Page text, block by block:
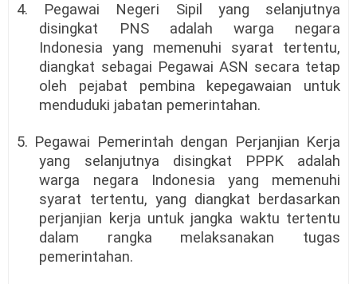
4. Pegawai Negeri Sipil yang selanjutnya
disingkat PNS adalah warga negara
Indonesia yang memenuhi syarat tertentu,
diangkat sebagai Pegawai ASN secara tetap
oleh pejabat pembina kepegawaian untuk
menduduki jabatan pemerintahan.
5. Pegawai Pemerintah dengan Perjanjian Kerja
yang selanjutnya disingkat PPPK adalah
warga negara Indonesia yang memenuhi
syarat tertentu, yang diangkat berdasarkan
perjanjian kerja untuk jangka waktu tertentu
dalam rangka melaksanakan tugas
pemerintahan.